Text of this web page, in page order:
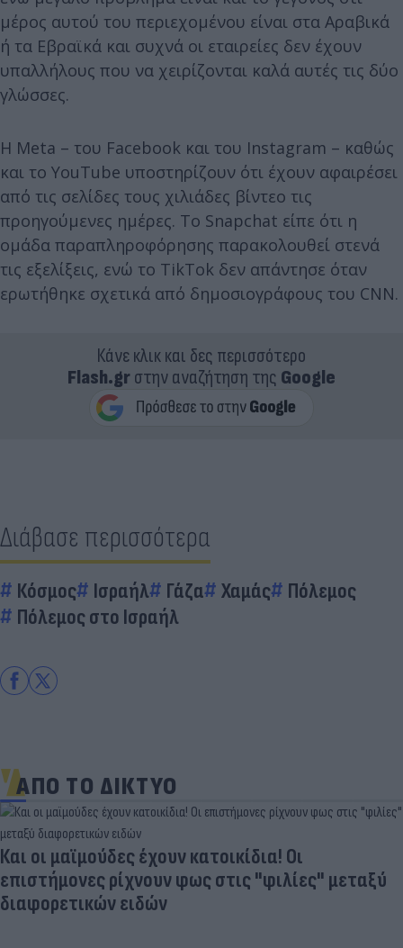
μέρος αυτού του περιεχομένου είναι στα Αραβικά
ή τα Εβραϊκά και συχνά οι εταιρείες δεν έχουν
υπαλλήλους που να χειρίζονται καλά αυτές τις δύο
γλώσσες.
Η Meta – του Facebook και του Instagram – καθώς
και το YouTube υποστηρίζουν ότι έχουν αφαιρέσει
από τις σελίδες τους χιλιάδες βίντεο τις
προηγούμενες ημέρες. Το Snapchat είπε ότι η
ομάδα παραπληροφόρησης παρακολουθεί στενά
τις εξελίξεις, ενώ το TikTok δεν απάντησε όταν
ερωτήθηκε σχετικά από δημοσιογράφους του CNN.
Κάνε κλικ και δες περισσότερο
Flash.grστην αναζήτηση της Google
Διάβασε περισσότερα
Κόσμος Ισραήλ Γάζα Χαμάς
Πόλεμος
Πόλεμος στο Ισραήλ
ΑΠΟ ΤΟ ΔΙΚΤΥΟ
Και οι μαϊμούδες έχουν κατοικίδια! Οι
επιστήμονες ρίχνουν φως στις "φιλίες" μεταξύ
διαφορετικών ειδών